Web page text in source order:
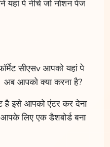
यहां पे नीचे जो नोशन पेज
सीएसv आपको यहां पे
आपको क्या करना है?
है इसे आपको एंटर कर देना
लिए एक डैशबोर्ड बना